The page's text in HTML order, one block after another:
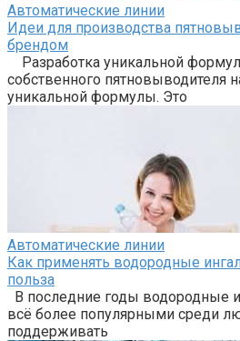
Автоматические линии
Идеи для производства
брендом
Разработка уникальной
собственного пятновыводителя
уникальной формулы. Это
Автоматические линии
Как применять водородные
польза
В последние годы водородные
всё более популярными среди
поддерживать